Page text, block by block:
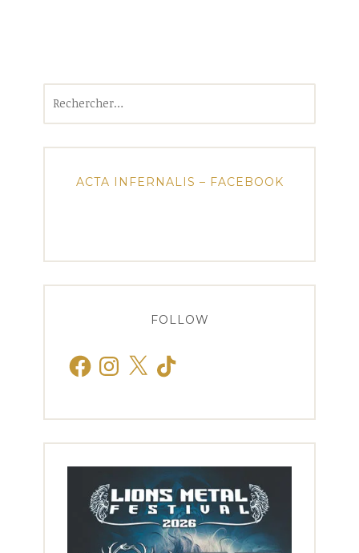
ACTA INFERNALIS – FACEBOOK
FOLLOW
FacebookInstagram
X TikTok